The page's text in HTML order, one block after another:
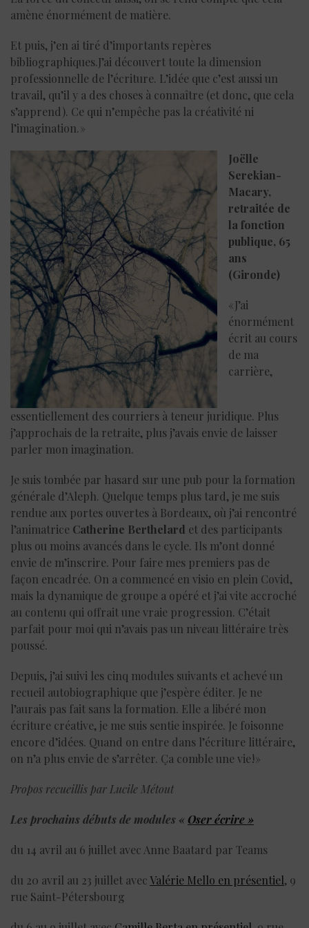
amène énormément de matière.
Et puis, j’en ai tiré d’importants repères
bibliographiques.J’ai découvert toute la dimension
professionnelle de l’écriture. L’idée que c’est aussi un
travail, qu’il y a des choses à connaître (et donc, que cela
s’apprend). Ce qui n’empêche pas la créativité ni
l’imagination. »
Joëlle
Serekian-
Macary,
retraitée de
la fonction
publique, 65
ans
(Gironde)
« J’ai
énormément
écrit au cours
de ma
carrière,
essentiellement des courriers à teneur juridique. Plus
j’approchais de la retraite, plus j’avais envie de laisser
parler mon imagination.
Je suis tombée par hasard sur une pub pour la formation
générale d’Aleph. Quelque temps plus tard, je me suis
rendue aux portes ouvertes à Bordeaux, où j’ai rencontré
l’animatrice Catherine Berthelard et des participants
plus ou moins avancés dans le cycle. Ils m’ont donné
envie de m’inscrire. Pour faire mes premiers pas de
façon encadrée. On a commencé en visio en plein Covid,
mais la dynamique de groupe a opéré et j’ai vite accroché
au contenu qui offrait une vraie progression. C’était
parfait pour moi qui n’avais pas un niveau littéraire très
poussé.
Depuis, j’ai suivi les cinq modules suivants et achevé un
recueil autobiographique que j’espère éditer. Je ne
l’aurais pas fait sans la formation. Elle a libéré mon
écriture créative, je me suis sentie inspirée. Je foisonne
encore d’idées. Quand on entre dans l’écriture littéraire,
on n’a plus envie de s’arrêter. Ça comble une vie ! »
Propos recueillis par Lucile Métout
Les prochains débuts de modules « Oser écrire »
du 14 avril au 6 juillet avec Anne Baatard par Teams
du 20 avril au 23 juillet avec Valérie Mello en présentiel, 9
rue Saint-Pétersbourg